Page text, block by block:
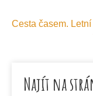
Navigace
Cesta časem.
Najít na